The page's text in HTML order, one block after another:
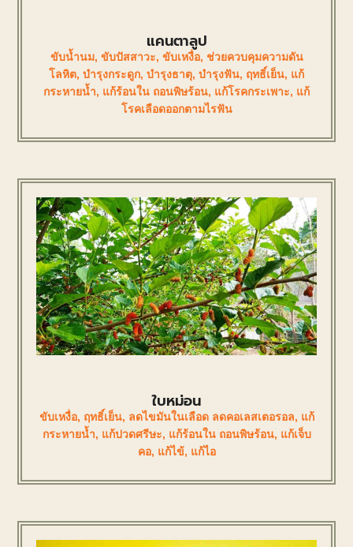
แคนตาลูป
ขับน้ำนม, ขับปัสสาวะ, ขับเหงื่อ, ช่วยควบคุมความดัน
โลหิต, บำรุงกระดูก, บำรุงธาตุ, บำรุงฟัน, ฤทธิ์เย็น, แก้
กระหายน้ำ, แก้ร้อนใน ถอนพิษร้อน, แก้โรคกระเพาะ, แก้
โรคเลือดออกตามไรฟัน
ใบหม่อน
ขับเหงื่อ, ฤทธิ์เย็น, ลดไขมันในเลือด ลดคอเลสเตอรอล, แก้
กระหายน้ำ, แก้ปวดศรีษะ, แก้ร้อนใน ถอนพิษร้อน, แก้เจ็บ
คอ, แก้ไข้, แก้ไอ